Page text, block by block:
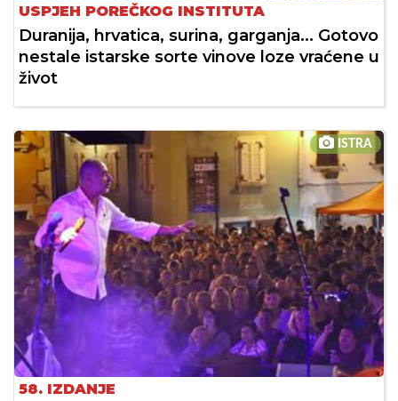
USPJEH POREČKOG INSTITUTA
Duranija, hrvatica, surina, garganja... Gotovo
nestale istarske sorte vinove loze vraćene u
život
ISTRA
58. IZDANJE